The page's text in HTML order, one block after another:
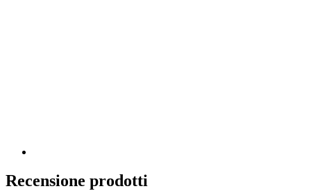
Recensione prodotti